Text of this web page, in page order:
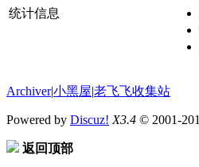
统计信息
Archiver|小黑屋|老飞飞收集站
Powered by Discuz! X3.4 © 2001-
返回顶部